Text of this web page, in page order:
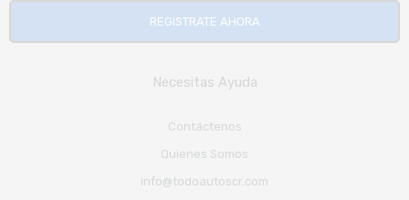
Necesitas Ayuda
Contáctenos
Quienes Somos
info@todoautoscr.com